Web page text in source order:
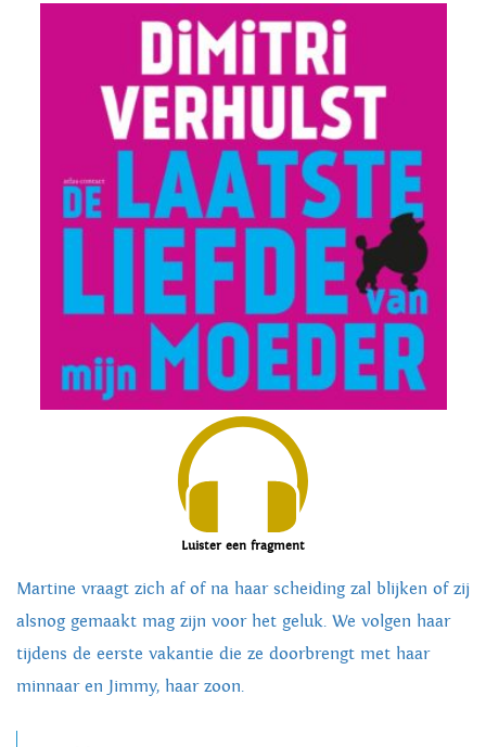
Luister een fragment
Martine vraagt zich af of na haar scheiding zal blijken of zij
alsnog gemaakt mag zijn voor het geluk. We volgen haar
tijdens de eerste vakantie die ze doorbrengt met haar
minnaar en Jimmy, haar zoon.